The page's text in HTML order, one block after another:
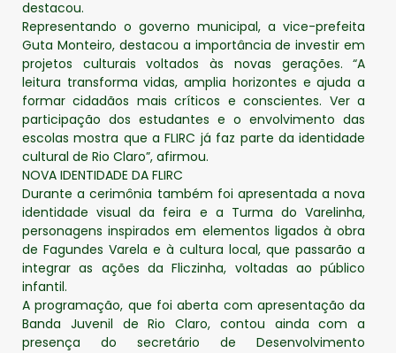
destacou.
Representando o governo municipal, a vice-prefeita
Guta Monteiro, destacou a importância de investir em
projetos culturais voltados às novas gerações. “A
leitura transforma vidas, amplia horizontes e ajuda a
formar cidadãos mais críticos e conscientes. Ver a
participação dos estudantes e o envolvimento das
escolas mostra que a FLIRC já faz parte da identidade
cultural de Rio Claro”, afirmou.
NOVA IDENTIDADE DA FLIRC
Durante a cerimônia também foi apresentada a nova
identidade visual da feira e a Turma do Varelinha,
personagens inspirados em elementos ligados à obra
de Fagundes Varela e à cultura local, que passarão a
integrar as ações da Fliczinha, voltadas ao público
infantil.
A programação, que foi aberta com apresentação da
Banda Juvenil de Rio Claro, contou ainda com a
presença do secretário de Desenvolvimento